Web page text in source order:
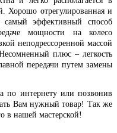
Хорошо отрегулированная и
эффективный способ
мощности на колесо
неподрессоренной массой
плюс – легкость
передачи путем замены
по интернету или позвонив
Вам нужный товар! Так же
в нашей мастерской!